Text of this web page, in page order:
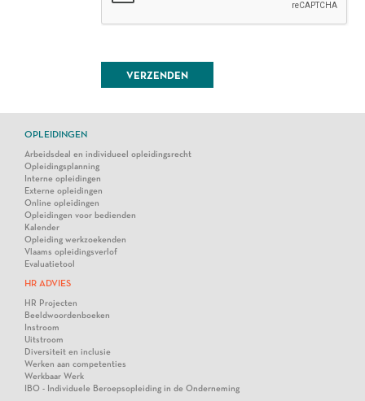
OPLEIDINGEN
Arbeidsdeal en individueel opleidingsrecht
Opleidingsplanning
Interne opleidingen
Externe opleidingen
Online opleidingen
Opleidingen voor bedienden
Kalender
Opleiding werkzoekenden
Vlaams opleidingsverlof
Evaluatietool
HR ADVIES
HR Projecten
Beeldwoordenboeken
Instroom
Uitstroom
Diversiteit en inclusie
Werken aan competenties
Werkbaar Werk
IBO - Individuele Beroepsopleiding in de Onderneming